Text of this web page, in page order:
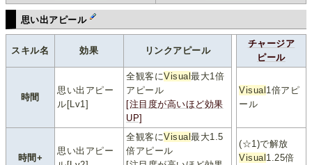
思い出アピール
スキル名 効果 リンクアピール
チャージア
ピール
時間
思い出アピー
ル[Lv1]
全観客にVisual最大1倍
アピール
[注目度が高いほど効果
UP]
Visual1倍アピ
ール
時間+
思い出アピー
全観客にVisual最大1.5
倍アピール
(☆1)で解放
Visual1.25倍